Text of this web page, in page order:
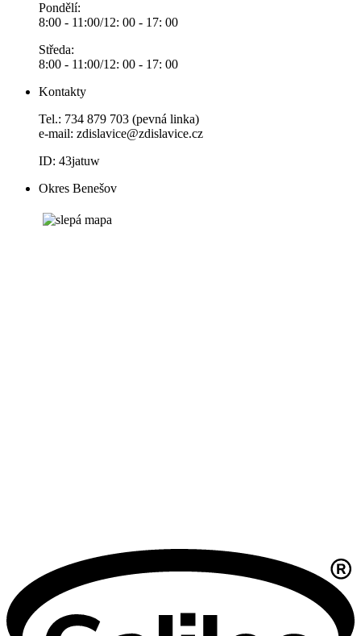
Pondělí:
8:00 - 11:00/12: 00 - 17: 00
Středa:
8:00 - 11:00/12: 00 - 17: 00
Kontakty
Tel.: 734 879 703 (pevná linka)
e-mail: zdislavice@zdislavice.cz
ID: 43jatuw
Okres Benešov